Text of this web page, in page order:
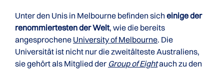
Unter den Unis in Melbourne befinden sich einige der
renommiertesten der Welt, wie die bereits
angesprochene University of Melbourne. Die
Universität ist nicht nur die zweitälteste Australiens,
sie gehört als Mitglied der Group of Eightauch zu den